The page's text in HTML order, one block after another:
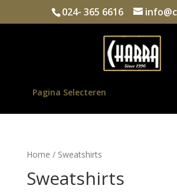
024- 365 6616
Pagina Selecteren
Home / Sweatshirts
Sweatshirts